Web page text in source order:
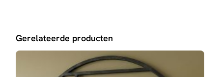
Gerelateerde producten